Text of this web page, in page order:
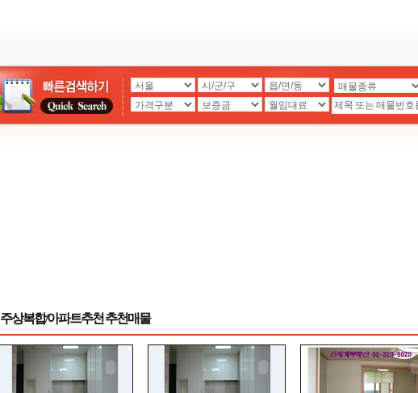
주상복합/아파트추천 추천매물